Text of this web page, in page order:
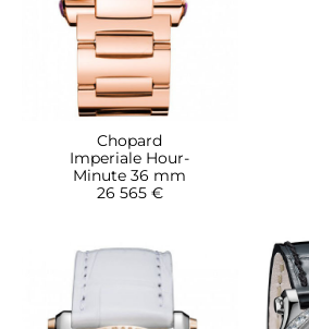
Chopard
Imperiale Hour-
Minute 36 mm
26 565 €